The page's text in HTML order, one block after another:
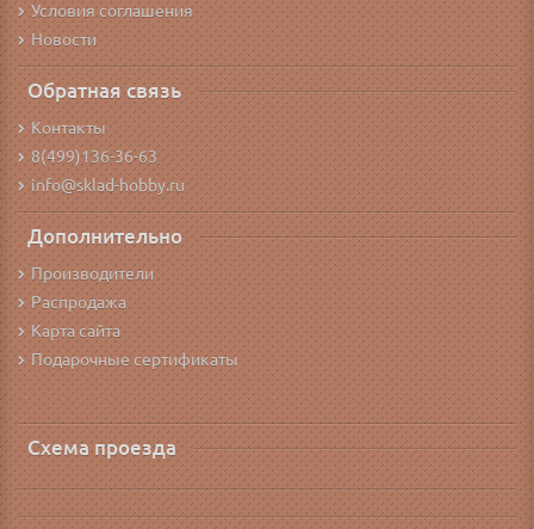
Условия соглашения
Новости
Обратная связь
Контакты
8(499)136-36-63
info@sklad-hobby.ru
Дополнительно
Производители
Распродажа
Карта сайта
Подарочные сертификаты
Схема проезда